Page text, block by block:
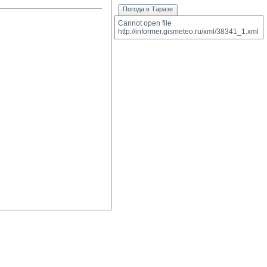
Погода в Таразе
Cannot open file
http://informer.gismeteo.ru/xml/38341_1.xml